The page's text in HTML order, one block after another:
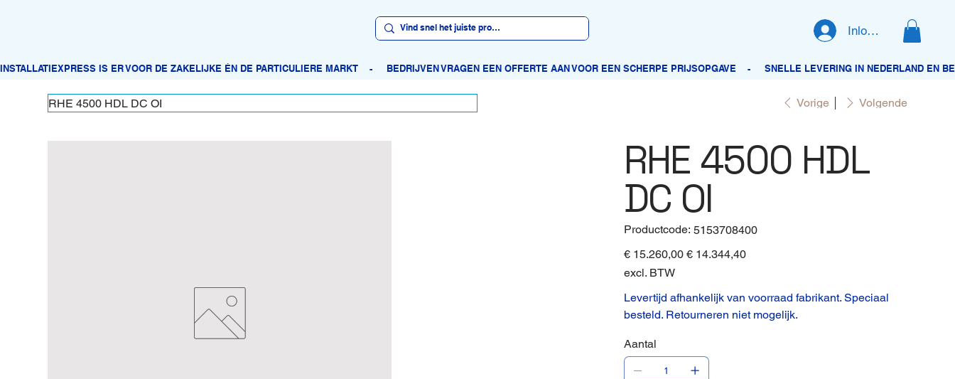
Inloggen
RHE 4500 HDL DC OI Vorige Volgende
RHE 4500 HDL
DC OI
Productcode: Productcode
5153708400
5153708400
Originele
prijs
€ 15.260,00 Verkoopprijs
€ 14.344,40
excl. BTW
Levertijd afhankelijk van voorraad fabrikant. Speciaal
besteld. Retourneren niet mogelijk.
Aantal